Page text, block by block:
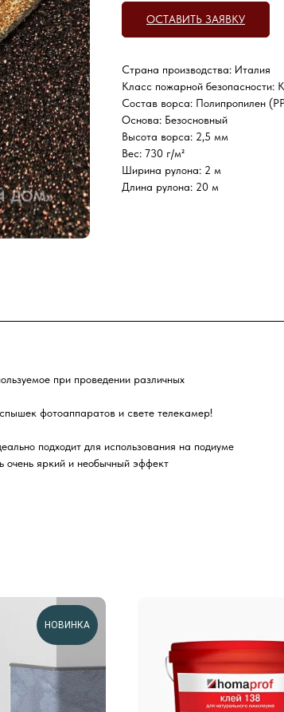
ОСТАВИТЬ ЗАЯВКУ
Страна производства: Италия
Класс пожарной безопасности:
Состав ворса: Полипропилен
Основа: Безосновный
Высота ворса: 2,5 мм
Вес: 730 г/м²
Ширина рулона: 2 м
Длина рулона: 20 м
при проведении различных
фотоаппаратов и свете телекамер!
подходит для использования на подиуме
очень яркий и необычный эффект
НОВИНКА